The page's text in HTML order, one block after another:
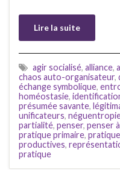
Lire la suite
agir socialisé, alliance,
chaos auto-organisateur,
échange symbolique,
homéostasie,
présumée savante,
unificateurs,
partialité, penser, penser
pratique primaire,
productives,
pratique